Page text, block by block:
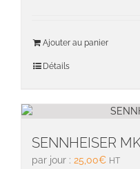
Ajouter au panier
Détails
SENNHEISER
par jour : 25,00€ HT